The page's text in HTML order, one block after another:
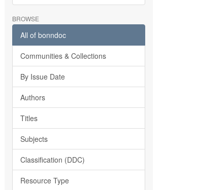
BROWSE
All of bonndoc
Communities & Collections
By Issue Date
Authors
Titles
Subjects
Classification (DDC)
Resource Type